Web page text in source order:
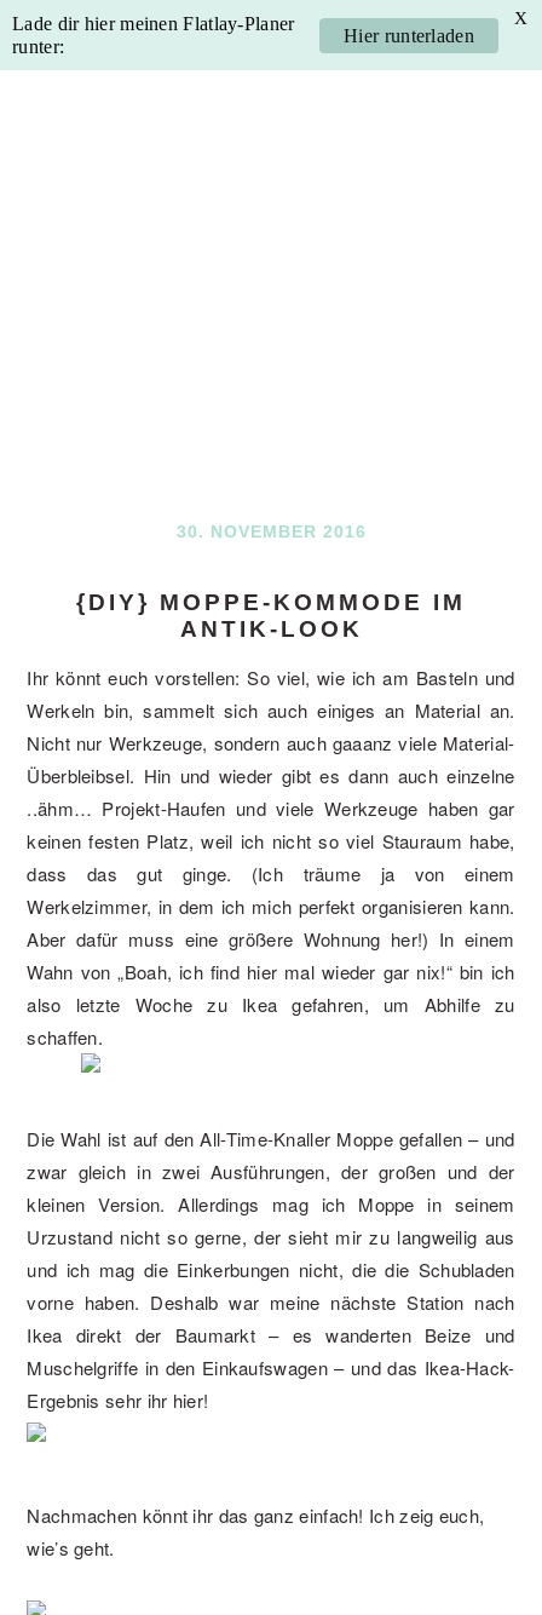
Skip
Skip
Skip
Skip
30. NOVEMBER 2016
{DIY} MOPPE-KOMMODE IM
ANTIK-LOOK
Ihr könnt euch vorstellen: So viel, wie ich am Basteln und
Werkeln bin, sammelt sich auch einiges an Material an.
Nicht nur Werkzeuge, sondern auch gaaanz viele Material-
Überbleibsel. Hin und wieder gibt es dann auch einzelne
..ähm… Projekt-Haufen und viele Werkzeuge haben gar
keinen festen Platz, weil ich nicht so viel Stauraum habe,
dass das gut ginge. (Ich träume ja von einem
Werkelzimmer, in dem ich mich perfekt organisieren kann.
Aber dafür muss eine größere Wohnung her!) In einem
Wahn von „Boah, ich find hier mal wieder gar nix!“ bin ich
also letzte Woche zu Ikea gefahren, um Abhilfe zu
schaffen.
Die Wahl ist auf den All-Time-Knaller Moppe gefallen – und
zwar gleich in zwei Ausführungen, der großen und der
kleinen Version. Allerdings mag ich Moppe in seinem
Urzustand nicht so gerne, der sieht mir zu langweilig aus
und ich mag die Einkerbungen nicht, die die Schubladen
vorne haben. Deshalb war meine nächste Station nach
Ikea direkt der Baumarkt – es wanderten Beize und
Muschelgriffe in den Einkaufswagen – und das Ikea-Hack-
Ergebnis sehr ihr hier!
Nachmachen könnt ihr das ganz einfach! Ich zeig euch,
wie’s geht.
Lade dir hier meinen Flatlay-Planer
runter:
Hier runterladen
X